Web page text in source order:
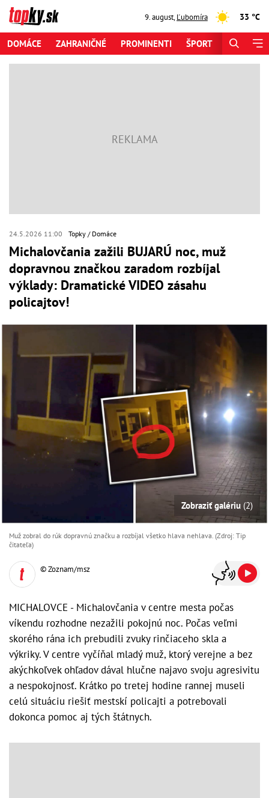
9. august,Ľubomíra 33 °C
DOMÁCE ZAHRANIČNÉ PROMINENTI ŠPORT
24.5.2026 11:00 Topky Domáce
Michalovčania zažili BUJARÚ noc, muž
dopravnou značkou zaradom rozbíjal
výklady: Dramatické VIDEO zásahu
policajtov!
Zobraziť galériu (2)
Muž zobral do rúk dopravnú značku a rozbíjal všetko hlava nehlava. (Zdroj: Tip
čitateľa)
© Zoznam/msz
MICHALOVCE - Michalovčania v centre mesta počas
víkendu rozhodne nezažili pokojnú noc. Počas veľmi
skorého rána ich prebudili zvuky rinčiaceho skla a
výkriky. V centre vyčíňal mladý muž, ktorý verejne a bez
akýchkoľvek ohľadov dával hlučne najavo svoju agresivitu
a nespokojnosť. Krátko po tretej hodine rannej museli
celú situáciu riešiť mestskí policajti a potrebovali
dokonca pomoc aj tých štátnych.